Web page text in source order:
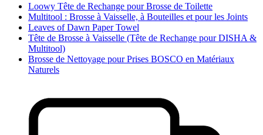
Loowy Tête de Rechange pour Brosse de Toilette
Multitool : Brosse à Vaisselle, à Bouteilles et pour les Joints
Leaves of Dawn Paper Towel
Tête de Brosse à Vaisselle (Tête de Rechange pour DISHA &
Multitool)
Brosse de Nettoyage pour Prises BOSCO en Matériaux
Naturels